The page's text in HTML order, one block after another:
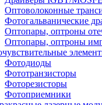
Оптоволоконные
Фотогальванические
Оптопары, оптроны
Оптопары, оптроны
Фотодиоды
Фототранзисторы
Фоторезисторы
Фотоприемники